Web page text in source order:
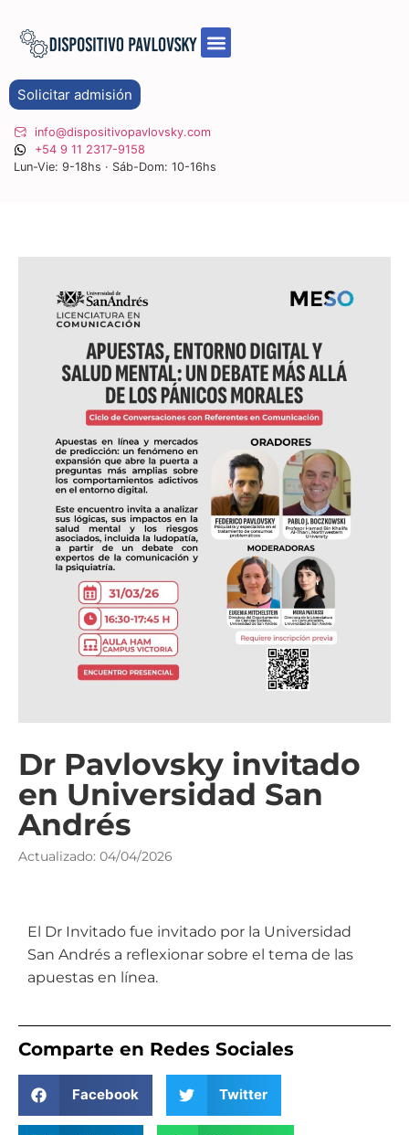
Solicitar admisión
info@dispositivopavlovsky.com
+54 9 11 2317-9158
Lun-Vie: 9-18hs · Sáb-Dom: 10-16hs
Dr Pavlovsky invitado
en Universidad San
Andrés
Actualizado: 04/04/2026
El Dr Invitado fue invitado por la Universidad
San Andrés a reflexionar sobre el tema de las
apuestas en línea.
Comparte en Redes Sociales
Facebook Twitter